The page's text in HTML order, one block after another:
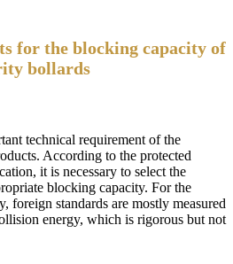
for the blocking capacity of
bollards
technical requirement of the
According to the protected
it is necessary to select the
blocking capacity. For the
foreign standards are mostly measured
energy, which is rigorous but not